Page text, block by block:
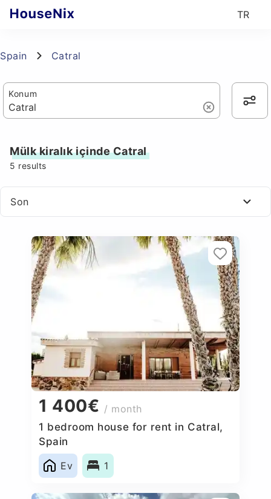
TR
Spain Catral
Konum
Mülk kiralık içinde Catral
5 results
Son
1 400€ / month
1 bedroom house for rent in Catral,
Spain
Ev
1